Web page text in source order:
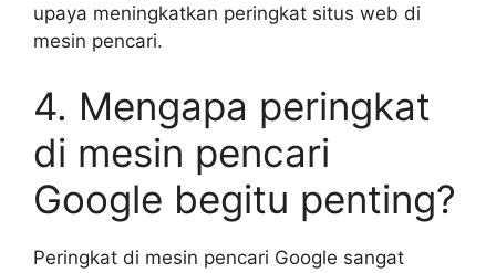
upaya meningkatkan peringkat situs web di
mesin pencari.
4. Mengapa peringkat
di mesin pencari
Google begitu penting?
Peringkat di mesin pencari Google sangat